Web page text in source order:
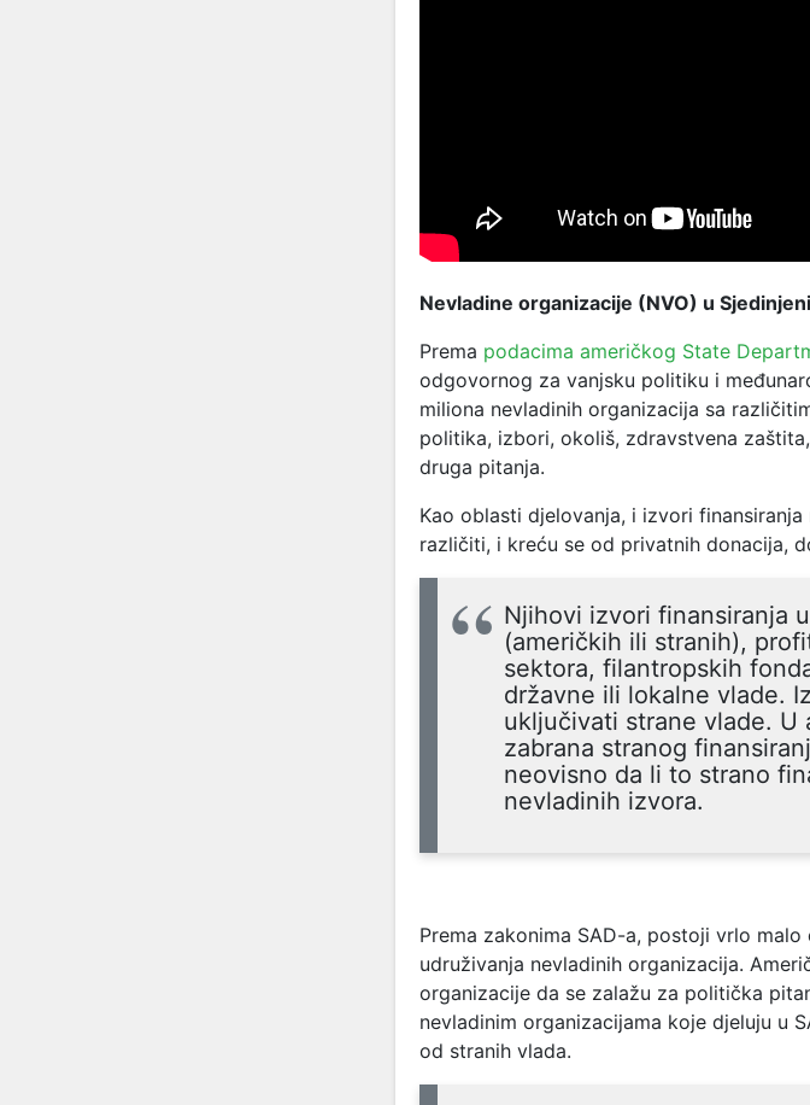
Nevladine organizacije (NVO) u
Prema podacima američkog State
odgovornog za vanjsku politiku i
miliona nevladinih organizacija sa
politika, izbori, okoliš, zdravstvena
druga pitanja.
Kao oblasti djelovanja, i izvori
različiti, i kreću se od privatnih donacija,
Njihovi izvori finansiranja
(američkih ili stranih),
sektora, filantropskih
državne ili lokalne vlade.
uključivati strane vlade. U
zabrana stranog
neovisno da li to strano
nevladinih izvora.
Prema zakonima SAD-a, postoji vrlo
udruživanja nevladinih organizacija.
organizacije da se zalažu za politička
nevladinim organizacijama koje djeluju u
od stranih vlada.